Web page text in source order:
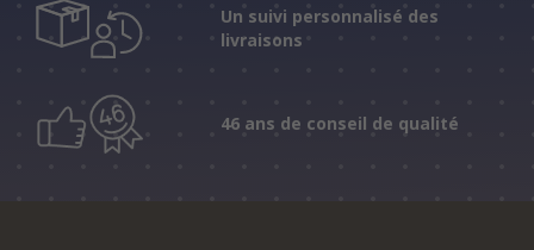
Un suivi personnalisé des
livraisons
46 ans de conseil de qualité